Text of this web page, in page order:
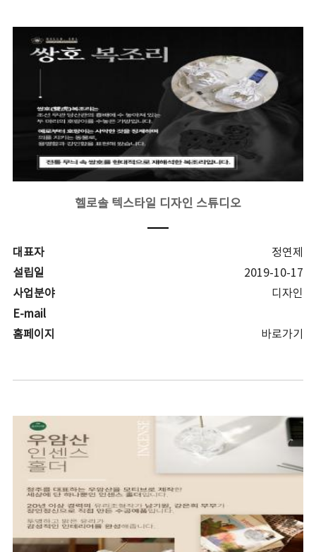
헬로솔 텍스타일 디자인 스튜디오
대표자
정연제
설립일
2019-10-17
사업분야
디자인
E-mail
홈페이지
바로가기